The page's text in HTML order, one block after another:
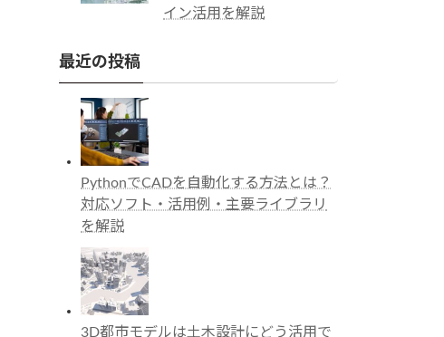
イン活用を解説
最近の投稿
PythonでCADを自動化する方法とは？
対応ソフト・活用例・主要ライブラリ
を解説
3D都市モデルは土木設計にどう活用で